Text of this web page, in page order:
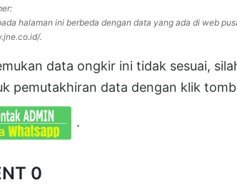
halaman ini berbeda dengan data yang ada di web
.
data ongkir ini tidak sesuai,
pemutakhiran data dengan klik
.
0